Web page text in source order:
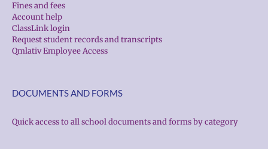
Fines and fees
Account help
ClassLink login
Request student records and transcripts
Qmlativ Employee Access
DOCUMENTS AND FORMS
Quick access to all school documents and forms by category